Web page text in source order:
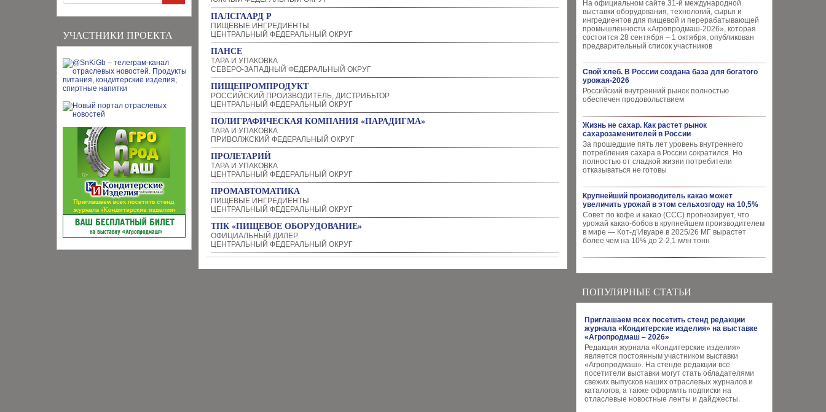
УЧАСТНИКИ ПРОЕКТА
На официальном сайте 31-й международной
выставки оборудования, технологий, сырья и
ингредиентов для пищевой и перерабатывающей
промышленности «Агропродмаш-2026», которая
состоится 28 сентября – 1 октября, опубликован
предварительный список участников
Свой хлеб. В России создана база для богатого
урожая-2026
Российский внутренний рынок полностью
обеспечен продовольствием
Жизнь не сахар. Как растет рынок
сахарозаменителей в России
За прошедшие пять лет уровень внутреннего
потребления сахара в России сократился. Но
полностью от сладкой жизни потребители
отказываться не готовы
Крупнейший производитель какао может
увеличить урожай в этом сельхозгоду на 10,5%
Совет по кофе и какао (CCC) прогнозирует, что
урожай какао-бобов в крупнейшем производителем
в мире — Кот-д’Ивуаре в 2025/26 МГ вырастет
более чем на 10% до 2-2,1 млн тонн
ПОПУЛЯРНЫЕ СТАТЬИ
Приглашаем всех посетить стенд редакции
журнала «Кондитерские изделия» на выставке
«Агропродмаш – 2026»
Редакция журнала «Кондитерские изделия»
является постоянным участником выставки
«Агропродмаш». На стенде редакции все
посетители выставки могут стать обладателями
свежих выпусков наших отраслевых журналов и
каталогов, а также оформить подписки на
отласлевые новостные ленты и дайджесты.
ПАЛСГААРД Р
ПИЩЕВЫЕ ИНГРЕДИЕНТЫ
ЦЕНТРАЛЬНЫЙ ФЕДЕРАЛЬНЫЙ ОКРУГ
ПАНСЕ
ТАРА И УПАКОВКА
СЕВЕРО-ЗАПАДНЫЙ ФЕДЕРАЛЬНЫЙ ОКРУГ
ПИЩЕПРОМПРОДУКТ
РОССИЙСКИЙ ПРОИЗВОДИТЕЛЬ, ДИСТРИБЬТОР
ЦЕНТРАЛЬНЫЙ ФЕДЕРАЛЬНЫЙ ОКРУГ
ПОЛИГРАФИЧЕСКАЯ КОМПАНИЯ «ПАРАДИГМА»
ТАРА И УПАКОВКА
ПРИВОЛЖСКИЙ ФЕДЕРАЛЬНЫЙ ОКРУГ
ПРОЛЕТАРИЙ
ТАРА И УПАКОВКА
ЦЕНТРАЛЬНЫЙ ФЕДЕРАЛЬНЫЙ ОКРУГ
ПРОМАВТОМАТИКА
ПИЩЕВЫЕ ИНГРЕДИЕНТЫ
ЦЕНТРАЛЬНЫЙ ФЕДЕРАЛЬНЫЙ ОКРУГ
ТПК «ПИЩЕВОЕ ОБОРУДОВАНИЕ»
ОФИЦИАЛЬНЫЙ ДИЛЕР
ЦЕНТРАЛЬНЫЙ ФЕДЕРАЛЬНЫЙ ОКРУГ